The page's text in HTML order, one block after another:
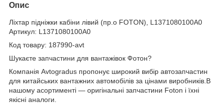
Опис
Ліхтар підніжки кабіни лівий (пр.о FOTON), L1371080100A0
Артикул: L1371080100A0
Код товару: 187990-avt
Шукаєте запчастини для вантажівок Фотон?
Компанія Avtogradus пропонує широкий вибір автозапчастин
для китайських вантажних автомобілів за цінами виробників.В
нашому асортименті — оригінальні запчастини Foton і їхні
якісні аналоги.